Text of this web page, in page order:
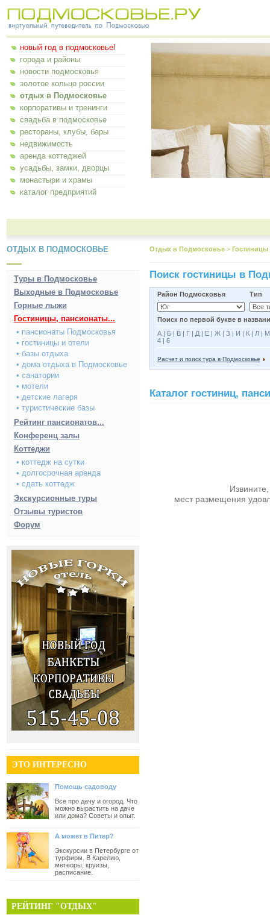
новый год в подмосковье!
города и районы
новости подмосковья
золотое кольцо россии
отдых в Подмосковье
корпоративы и тренинги
свадьба в подмосковье
рестораны, клубы, бары
недвижимость
аренда коттеджей
усадьбы, замки, дворцы
монастыри и храмы
каталог предприятий
ОТДЫХ В ПОДМОСКОВЬЕ
Туры в Подмосковье
Выходные в Подмосковье
Горные лыжи
Гостиницы, пансионаты...
• пансионаты Подмосковья
• гостиницы и отели
• базы отдыха
• дома отдыха в Подмосковье
• санатории
• мотели
• детские лагеря
• туристические базы
Рейтинг пансионатов...
Конференц залы
Коттеджи
• коттедж на сутки
• долгосрочная аренда
• сдать коттедж
Экскурсионные туры
Отзывы туристов
Форум
ЭТО ИНТЕРЕСНО
Помощь садоводу
Все про дачу и огород. Что
можно вырастить на даче
или дома? Советы и опыт.
А может в Питер?
Экскурсии в Петербурге от
турфирм. В Карелию,
метеоры, круизы,
расписание.
РЕЙТИНГ "ОТДЫХ"
Отдых в Подмосковье >
Поиск гостиницы в
Район Подмосковья Тип
Поиск по первой букве в
А| Б| В| Г| Д| Е| Ж| З | И | К| Л| М
4| 6
Расчет и поиск тура в Подмосковье
Каталог гостиниц,
мест размещения